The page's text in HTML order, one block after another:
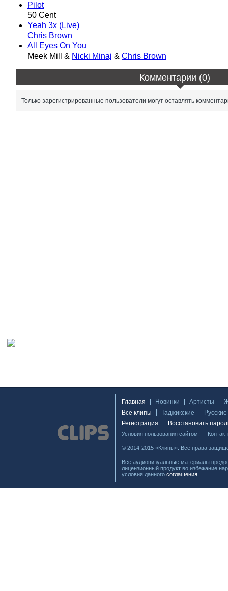
Pilot
50 Cent
Yeah 3x (Live)
Chris Brown
All Eyes On You
Meek Mill & Nicki Minaj & Chris Brown
Комментарии (0)
Только зарегистрированные пользователи могут оставлять
Главная Новинки Артисты
Все клипы
Таджикские
Русские
Регистрация
Восстановить
Условия пользования сайтом
© 2014-2015 «Клипы». Все права
Все аудиовизуальные материалы
лицензионный продукт во избежание
условия данного соглашения